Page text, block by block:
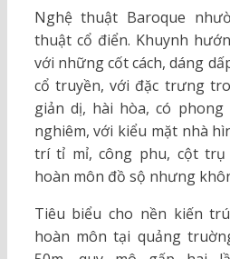
Nghệ thuật Baroque
thuật cổ điển. Khuynh
với những cốt cách, dáng
cổ truyền, với đặc trưng
giản dị, hài hòa, có
nghiêm, với kiểu mặt nhà
trí tỉ mỉ, công phu, cột trụ
hoàn môn đồ sộ nhưng
Tiêu biểu cho nền kiến
hoàn môn tại quảng